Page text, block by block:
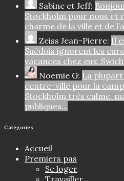
Sabine et Jeff:
Stockholm pour nous et
charme de la ville et de
Zeiss Jean-Pierre: Il
Suédois ignorent les
vacances chez eux.
Noemie G: La
centre-ville pour la
Stockholm très calme,
publiques…
Catégories
Accueil
Premiers pas
Se loger